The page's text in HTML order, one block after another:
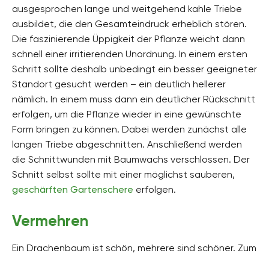
ausgesprochen lange und weitgehend kahle Triebe
ausbildet, die den Gesamteindruck erheblich stören.
Die faszinierende Üppigkeit der Pflanze weicht dann
schnell einer irritierenden Unordnung. In einem ersten
Schritt sollte deshalb unbedingt ein besser geeigneter
Standort gesucht werden – ein deutlich hellerer
nämlich. In einem muss dann ein deutlicher Rückschnitt
erfolgen, um die Pflanze wieder in eine gewünschte
Form bringen zu können. Dabei werden zunächst alle
langen Triebe abgeschnitten. Anschließend werden
die Schnittwunden mit Baumwachs verschlossen. Der
Schnitt selbst sollte mit einer möglichst sauberen,
geschärften Gartenschere erfolgen.
Vermehren
Ein Drachenbaum ist schön, mehrere sind schöner. Zum